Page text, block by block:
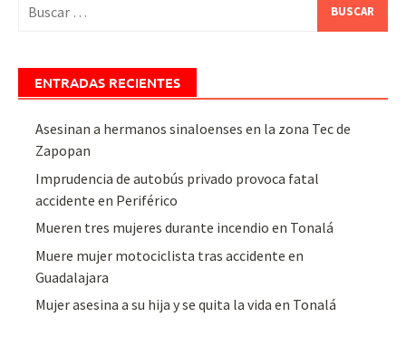
ENTRADAS RECIENTES
Asesinan a hermanos sinaloenses en la zona Tec de
Zapopan
Imprudencia de autobús privado provoca fatal
accidente en Periférico
Mueren tres mujeres durante incendio en Tonalá
Muere mujer motociclista tras accidente en
Guadalajara
Mujer asesina a su hija y se quita la vida en Tonalá